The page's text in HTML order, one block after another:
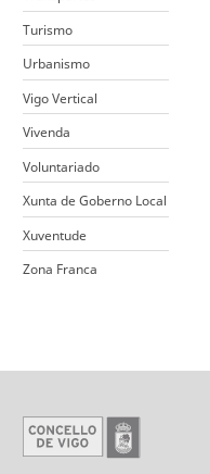
Turismo
Urbanismo
Vigo Vertical
Vivenda
Voluntariado
Xunta de Goberno Local
Xuventude
Zona Franca